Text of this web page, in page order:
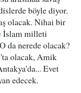
böyle diyor.
olacak. Nihai bir
İslam milleti
da nerede olacak?
olacak, Amik
Evet
edecek.